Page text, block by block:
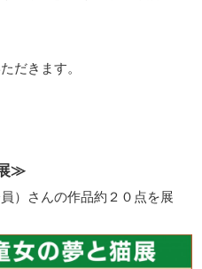
だきます。
≫
）さんの作品約２０点を展